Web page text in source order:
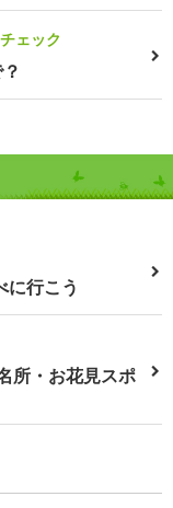
ェック
に行こう
所・お花見スポ